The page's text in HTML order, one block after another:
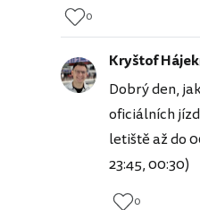
0
Kryštof Hájek
Dobrý den,
oficiálních
letiště až do
23:45, 00:30)
0